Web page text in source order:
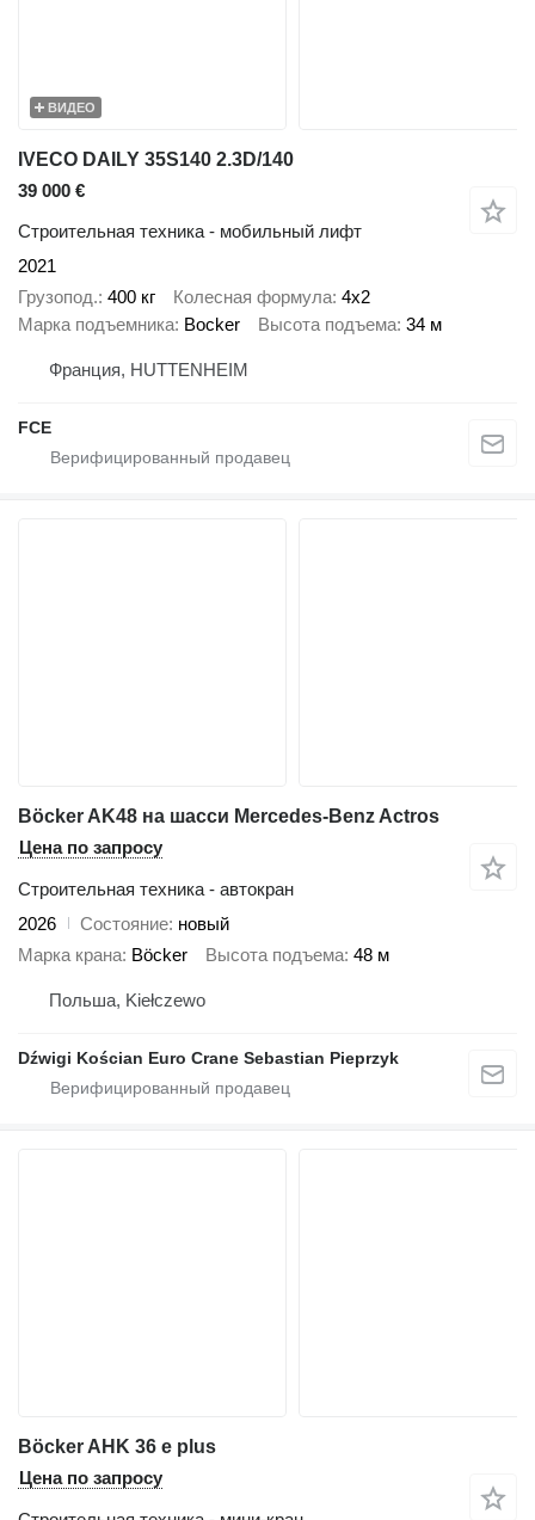
ВИДЕО
IVECO DAILY 35S140 2.3D/140
39 000 €
Строительная техника - мобильный лифт
2021
Грузопод. 400 кг Колесная формула 4x2
Марка подъемника Bocker Высота подъема 34 м
Франция, HUTTENHEIM
FCE
Böcker AK48 на шасси Mercedes-Benz Actros
Цена по запросу
Строительная техника - автокран
2026
Состояние новый
Марка крана Böcker Высота подъема 48 м
Польша, Kiełczewo
Dźwigi Kościan Euro Crane Sebastian Pieprzyk
Böcker AHK 36 e plus
Цена по запросу